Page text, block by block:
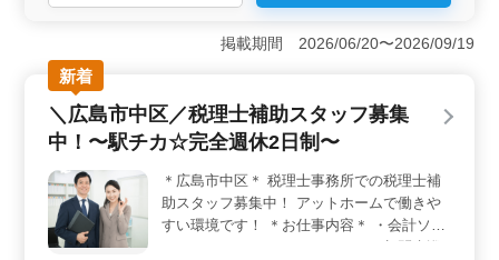
＜ベテラン看護師の活躍＞ 看護師実務経験5年以上の豊
富な経験を活かして高齢者のケアに貢献できる職場で
す。年齢を超えて経験と知識を活用し、質の高い看護サ
ービスを提供できます。 ＜通勤しやすい環境＞ 車
通勤が可能であり、交通費は実費支給で、通勤にかかる
負担を減らすことができます。職場へのアクセスの良さ
は、日常的なストレスを軽減し、仕事への集中を高めま
利厚生面も充実しております。
掲載期間 2026/06/20〜2026/09/19
新着
＼広島市中区／税理士補助スタッフ募集
中！〜駅チカ☆完全週休2日制〜
＊広島市中区＊ 税理士事務所での税理士補
助スタッフ募集中！ アットホームで働きや
すい環境です！ ＊お仕事内容＊ ・会計ソフ